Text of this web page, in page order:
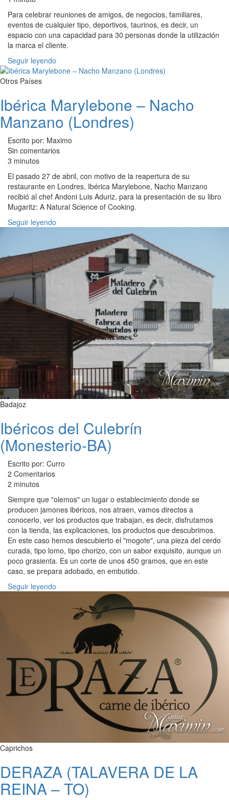
Para celebrar reuniones de amigos, de negocios, familiares,
eventos de cualquier tipo, deportivos, taurinos, es decir, un
espacio con una capacidad para 30 personas donde la utilización
la marca el cliente.
Seguir leyendo
Otros Países
Ibérica Marylebone – Nacho
Manzano (Londres)
Escrito por: Maximo
Sin comentarios
3 minutos
El pasado 27 de abril, con motivo de la reapertura de su
restaurante en Londres, Ibérica Marylebone, Nacho Manzano
recibió al chef Andoni Luis Aduriz, para la presentación de su libro
Mugaritz: A Natural Science of Cooking.
Seguir leyendo
Badajoz
Ibéricos del Culebrín
(Monesterio-BA)
Escrito por: Curro
2 Comentarios
2 minutos
Siempre que "olemos" un lugar o establecimiento donde se
producen jamones ibéricos, nos atraen, vamos directos a
conocerlo, ver los productos que trabajan, es decir, disfrutamos
con la tienda, las explicaciones, los productos que descubrimos.
En este caso hemos descubierto el "mogote", una pieza del cerdo
curada, tipo lomo, tipo chorizo, con un sabor exquisito, aunque un
poco grasienta. Es un corte de unos 450 gramos, que en este
caso, se prepara adobado, en embutido.
Seguir leyendo
Caprichos
DERAZA (TALAVERA DE LA
REINA – TO)